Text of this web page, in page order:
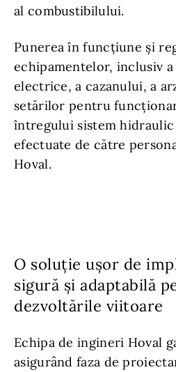
al combustibilului.
Punerea în funcţiune şi
echipamentelor, inclusiv
electrice, a cazanului, a
setărilor pentru
întregului sistem
efectuate de către
Hoval.
O soluție ușor de
sigură și adaptabilă
dezvoltările viitoare
Echipa de ingineri Hoval
asigurând faza de